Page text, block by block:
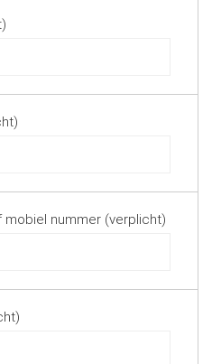
nummer (verplicht)